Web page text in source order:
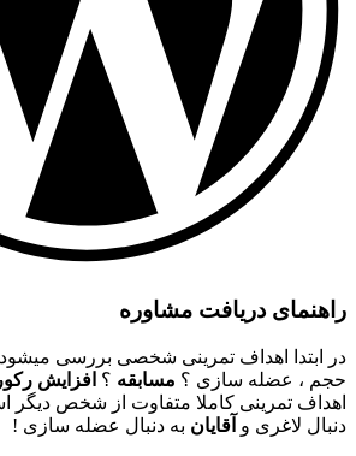
راهنمای دریافت مشاوره
در ابتدا اهداف تمرینی شخصی بررسی میشود
حجم ، عضله سازی ؟ مسابقه ؟ افزایش
اهداف تمرینی کاملا متفاوت از شخص دیگر
دنبال لاغری و آقایان به دنبال عضله سازی !